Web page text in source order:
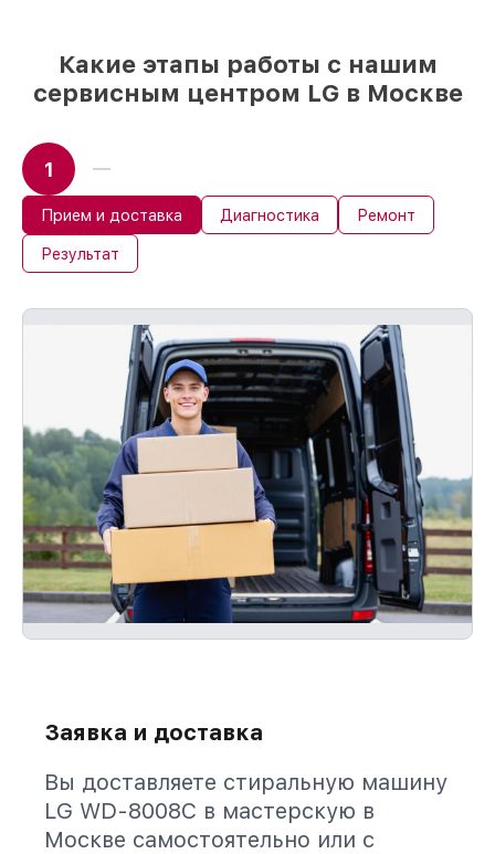
Какие этапы работы с нашим
сервисным центром LG в Москве
1
Прием и доставка Диагностика Ремонт
Результат
Заявка и доставка
Вы доставляете стиральную машину
LG WD-8008C в мастерскую в
Москве самостоятельно или с